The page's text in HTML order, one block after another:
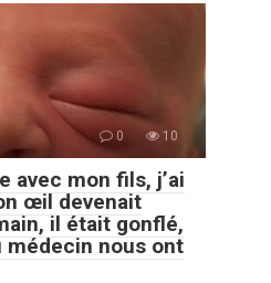
0 10
avec mon fils, j’ai
œil devenait
il était gonflé,
médecin nous ont